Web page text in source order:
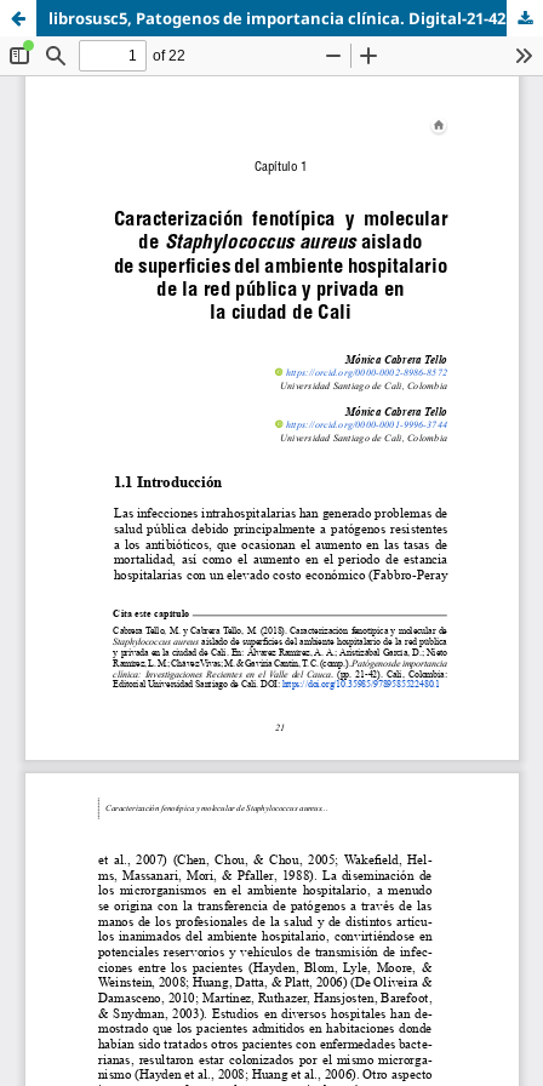
librosusc5, Patogenos de importancia clínica. Digital-21-42.pdf